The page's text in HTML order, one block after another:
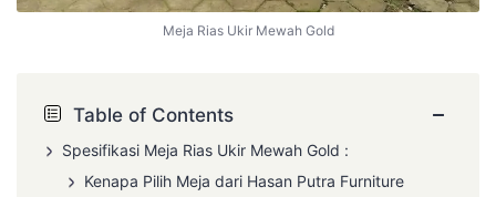
Meja Rias Ukir Mewah Gold
Table of Contents −
Spesifikasi Meja Rias Ukir Mewah Gold :
Kenapa Pilih Meja dari Hasan Putra Furniture